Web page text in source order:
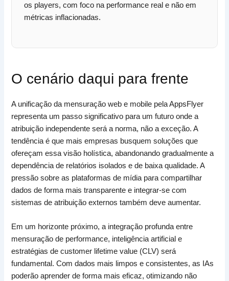
os players, com foco na performance real e não em
métricas inflacionadas.
O cenário daqui para frente
A unificação da mensuração web e mobile pela AppsFlyer
representa um passo significativo para um futuro onde a
atribuição independente será a norma, não a exceção. A
tendência é que mais empresas busquem soluções que
ofereçam essa visão holística, abandonando gradualmente a
dependência de relatórios isolados e de baixa qualidade. A
pressão sobre as plataformas de mídia para compartilhar
dados de forma mais transparente e integrar-se com
sistemas de atribuição externos também deve aumentar.
Em um horizonte próximo, a integração profunda entre
mensuração de performance, inteligência artificial e
estratégias de customer lifetime value (CLV) será
fundamental. Com dados mais limpos e consistentes, as IAs
poderão aprender de forma mais eficaz, otimizando não